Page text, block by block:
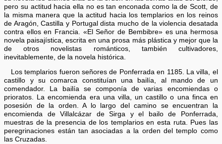
pero su actitud hacia ella no es tan enconada como la de Scott, de
la misma manera que la actitud hacia los templarios en los reinos
de Aragón, Castilla y Portugal dista mucho de la violencia desatada
contra ellos en Francia. «El Señor de Bembibre» es una hermosa
novela paisajística, escrita en una prosa más plástica y mejor que la
de otros novelistas románticos, también cultivadores,
inevitablemente, de la novela histórica.
Los templarios fueron señores de Ponferrada en 1185. La villa, el
castillo y su comarca constituían una bailía, al mando de un
comendador. La bailía se componía de varias encomiendas o
prioratos. La encomienda era una villa, un castillo o una finca en
posesión de la orden. A lo largo del camino se encuentran la
encomienda de Villalcázar de Sirga y el bailo de Ponferrada,
muestras de la presencia de los templarios en esta ruta. Pues las
peregrinaciones están tan asociadas a la orden del templo como
las Cruzadas.